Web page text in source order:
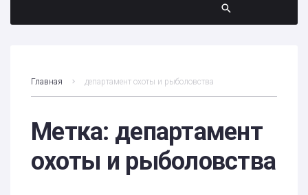
Главная департамент охоты и рыболовства
Метка: департамент
охоты и рыболовства